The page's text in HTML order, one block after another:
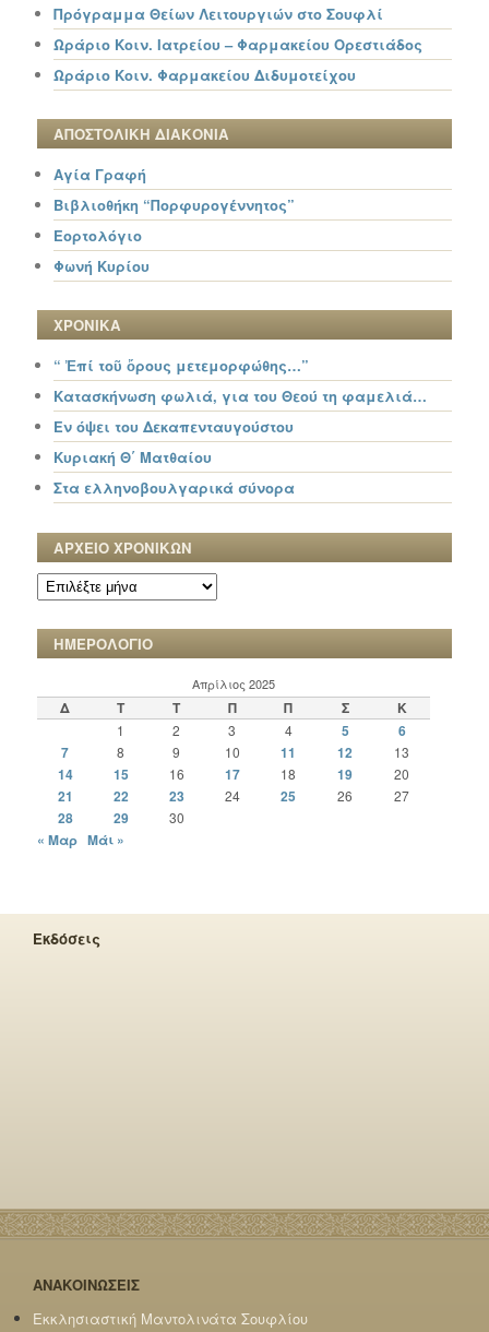
Πρόγραμμα Θείων Λειτουργιών στο Σουφλί
Ωράριο Κοιν. Ιατρείου – Φαρμακείου Ορεστιάδος
Ωράριο Κοιν. Φαρμακείου Διδυμοτείχου
ΑΠΟΣΤΟΛΙΚΗ ΔΙΑΚΟΝΙΑ
Αγία Γραφή
Βιβλιοθήκη “Πορφυρογέννητος”
Εορτολόγιο
Φωνή Κυρίου
ΧΡΟΝΙΚΑ
“ Ἐπί τοῦ ὄρους μετεμορφώθης…”
Κατασκήνωση φωλιά, για του Θεού τη φαμελιά…
Εν όψει του Δεκαπενταυγούστου
Κυριακή Θ΄ Ματθαίου
Στα ελληνοβουλγαρικά σύνορα
ΑΡΧΕΙΟ ΧΡΟΝΙΚΩΝ
ΑΡΧΕΙΟ
ΧΡΟΝΙΚΩΝ
ΗΜΕΡΟΛΟΓΙΟ
Απρίλιος 2025
Δ Τ Τ Π Π Σ Κ
1 2 3 4 5
6
7
8 9 10 11 12 13
14 15 16 17 18 19 20
21 22 23 24 25 26 27
28 29 30
« Μαρ Μάι »
Εκδόσεις
ΑΝΑΚΟΙΝΩΣΕΙΣ
Εκκλησιαστική Μαντολινάτα Σουφλίου